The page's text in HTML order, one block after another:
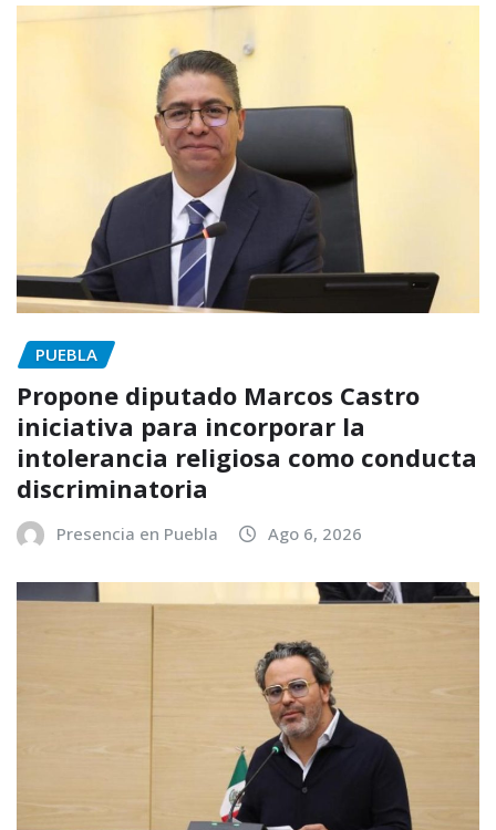
PUEBLA
Propone diputado Marcos Castro
iniciativa para incorporar la
intolerancia religiosa como conducta
discriminatoria
Presencia en Puebla Ago 6, 2026